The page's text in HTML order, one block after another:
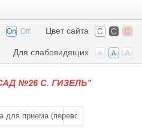
Цвет сайта
Для слабовидящих